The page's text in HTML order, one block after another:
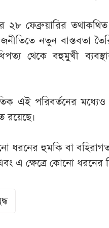
ফেব্রুয়ারির
নতুন বাস্তবতা
থেকে বহুমুখী
এই পরিবর্তনের মধ্যেও
রয়েছে।
ধরনের হুমকি বা
এ ক্ষেত্রে কোনো ধরনের